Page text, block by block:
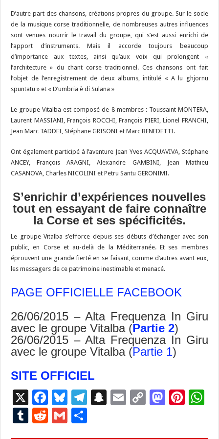
D’autre part des chansons, créations propres du groupe. Sur le socle
de la musique corse traditionnelle, de nombreuses autres influences
sont venues nourrir le travail du groupe, qui s’est aussi enrichi de
l’apport d’instruments. Mais il accorde toujours beaucoup
d’importance aux textes, ainsi qu’aux voix qui prolongent «
l’architecture » du chant corse traditionnel. Ces chansons ont fait
l’objet de l’enregistrement de deux albums, intitulé « A lu ghjornu
spuntatu » et « D’umbria è di Sulana »
Le groupe Vitalba est composé de 8 membres : Toussaint MONTERA,
Laurent MASSIANI, François ROCCHI, François PIERI, Lionel FRANCHI,
Jean Marc TADDEI, Stéphane GRISONI et Marc BENEDETTI.
Ont également participé à l’aventure Jean Yves ACQUAVIVA, Stéphane
ANCEY, François ARAGNI, Alexandre GAMBINI, Jean Mathieu
CASANOVA, Charles NICOLINI et Petru Santu GERONIMI.
S’enrichir d’expériences nouvelles
tout en essayant de faire connaître
la Corse et ses spécificités.
Le groupe Vitalba s’efforce depuis ses débuts d’échanger avec son
public, en Corse et au-delà de la Méditerranée. Et ses membres
éprouvent une grande fierté en se faisant, comme d’autres avant eux,
les messagers de ce patrimoine inestimable et menacé.
PAGE OFFICIELLE FACEBOOK
26/06/2015 – Alta Frequenza In Giru
avec le groupe Vitalba (Partie 2)
26/06/2015 – Alta Frequenza In Giru
avec le groupe Vitalba (Partie 1)
SITE OFFICIEL
X
F
ac
e
Bl
u
es
T
S
E
C
M Pi
T
R
G